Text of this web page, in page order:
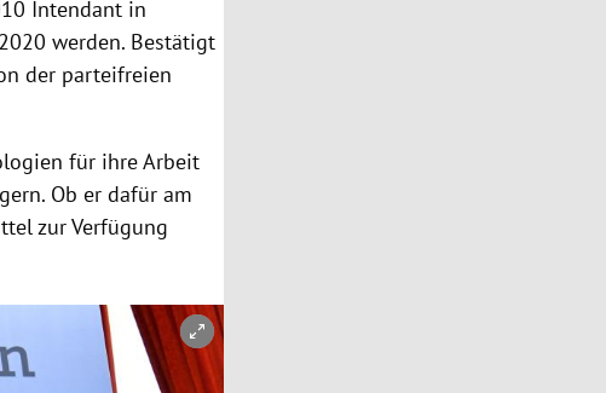
Intendant in
werden. Bestätigt
der parteifreien
für ihre Arbeit
Ob er dafür am
zur Verfügung